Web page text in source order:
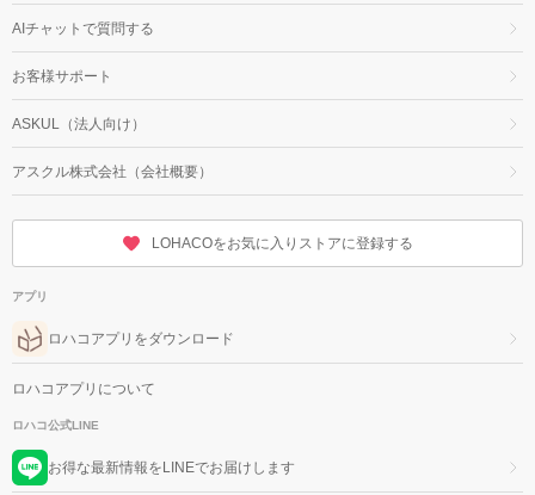
AIチャットで質問する
お客様サポート
ASKUL（法人向け）
アスクル株式会社（会社概要）
LOHACOをお気に入りストアに登録する
アプリ
ロハコアプリをダウンロード
ロハコアプリについて
ロハコ公式LINE
お得な最新情報をLINEでお届けします